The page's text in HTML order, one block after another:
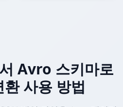
Avro 스키마로
사용 방법